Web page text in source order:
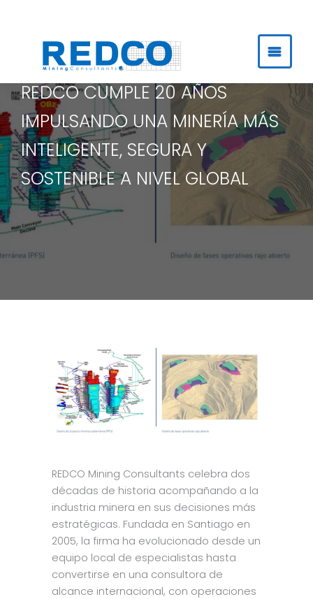
contenido
REDCO CUMPLE 20 AÑOS
IMPULSANDO UNA MINERÍA MÁS
INTELIGENTE, SEGURA Y
SOSTENIBLE A NIVEL GLOBAL
REDCO Mining Consultants celebra dos
décadas de historia acompañando a la
industria minera en sus decisiones más
estratégicas. Fundada en Santiago en
2005, la firma ha evolucionado desde un
equipo local de especialistas hasta
convertirse en una consultora de
alcance internacional, con operaciones